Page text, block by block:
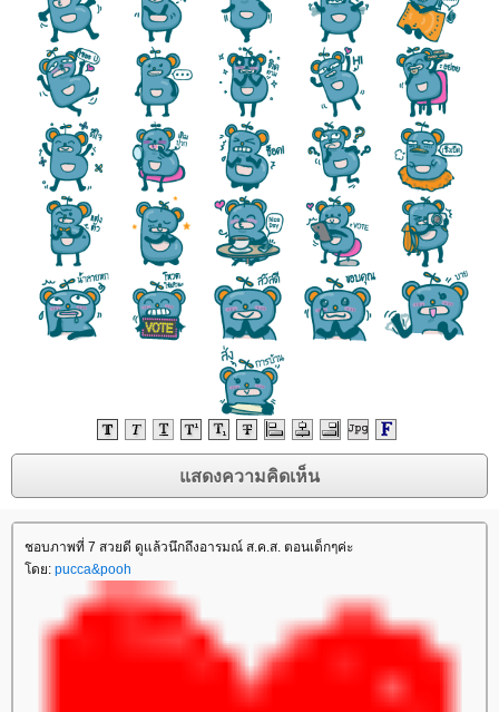
ชอบภาพที่ 7 สวยดี ดูแล้วนึกถึงอารมณ์ ส.ค.ส. ตอนเด็กๆค่ะ
ดย: pucca&pooh